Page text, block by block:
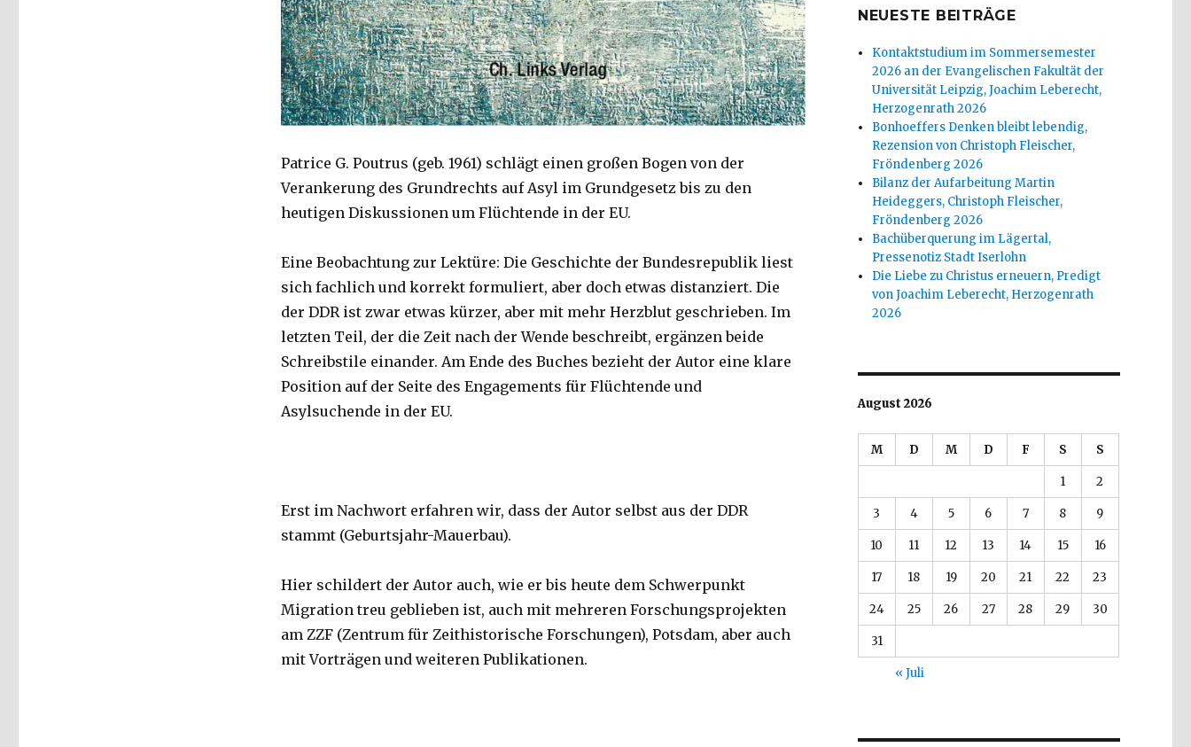
Patrice G. Poutrus (geb. 1961) schlägt einen großen Bogen von der
Verankerung des Grundrechts auf Asyl im Grundgesetz bis zu den
heutigen Diskussionen um Flüchtende in der EU.
Eine Beobachtung zur Lektüre: Die Geschichte der Bundesrepublik liest
sich fachlich und korrekt formuliert, aber doch etwas distanziert. Die
der DDR ist zwar etwas kürzer, aber mit mehr Herzblut geschrieben. Im
letzten Teil, der die Zeit nach der Wende beschreibt, ergänzen beide
Schreibstile einander. Am Ende des Buches bezieht der Autor eine klare
Position auf der Seite des Engagements für Flüchtende und
Asylsuchende in der EU.
Erst im Nachwort erfahren wir, dass der Autor selbst aus der DDR
stammt (Geburtsjahr-Mauerbau).
Hier schildert der Autor auch, wie er bis heute dem Schwerpunkt
Migration treu geblieben ist, auch mit mehreren Forschungsprojekten
am ZZF (Zentrum für Zeithistorische Forschungen), Potsdam, aber auch
mit Vorträgen und weiteren Publikationen.
NEUESTE BEITRÄGE
Kontaktstudium im Sommersemester
2026 an der Evangelischen Fakultät der
Universität Leipzig, Joachim Leberecht,
Herzogenrath 2026
Bonhoeffers Denken bleibt lebendig,
Rezension von Christoph Fleischer,
Fröndenberg 2026
Bilanz der Aufarbeitung Martin
Heideggers, Christoph Fleischer,
Fröndenberg 2026
Bachüberquerung im Lägertal,
Pressenotiz Stadt Iserlohn
Die Liebe zu Christus erneuern, Predigt
von Joachim Leberecht, Herzogenrath
2026
August 2026
M D M D F S S
1 2
3 4 5 6 7 8 9
10 11 12 13 14 15 16
17 18 19 20 21 22 23
24 25 26 27 28 29 30
31
« Juli